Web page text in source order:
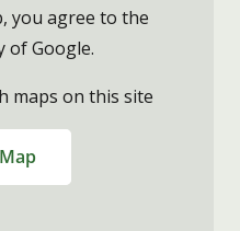
you agree to the
ofGoogle.
maps on this site